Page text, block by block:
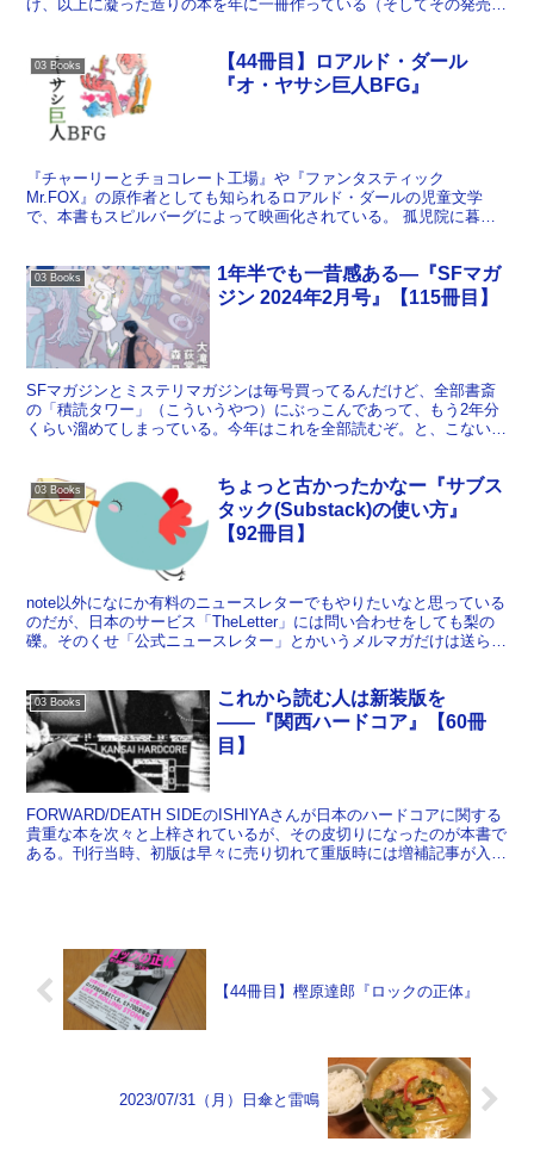
げ、以上に凝った造りの本を年に一冊作っている（そしてその発売に
03 Books
【44冊目】ロアルド・ダール
『オ・ヤサシ巨人BFG』
『チャーリーとチョコレート工場』や『ファンタスティック
Mr.FOX』の原作者としても知られるロアルド・ダールの児童文学
で、本書もスピルバーグによって映画化されている。 孤児院に暮ら
03 Books
1年半でも一昔感ある―『SFマガ
ジン 2024年2月号』【115冊目】
SFマガジンとミステリマガジンは毎号買ってるんだけど、全部書斎
の「積読タワー」（こういうやつ）にぶっこんであって、もう2年分
くらい溜めてしまっている。今年はこれを全部読むぞ。と、こないだ
03 Books
ちょっと古かったかなー『サブス
タック(Substack)の使い方』
【92冊目】
note以外になにか有料のニュースレターでもやりたいなと思っている
のだが、日本のサービス「TheLetter」には問い合わせをしても梨の
礫。そのくせ「公式ニュースレター」とかいうメルマガだけは送られ
03 Books
これから読む人は新装版を
――『関西ハードコア』【60冊
目】
FORWARD/DEATH SIDEのISHIYAさんが日本のハードコアに関する
貴重な本を次々と上梓されているが、その皮切りになったのが本書で
ある。刊行当時、初版は早々に売り切れて重版時には増補記事が入
【44冊目】樫原達郎『ロックの正体』
2023/07/31（月）日傘と雷鳴